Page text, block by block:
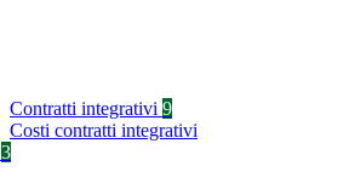
Contratti integrativi 9
Costi contratti integrativi
3